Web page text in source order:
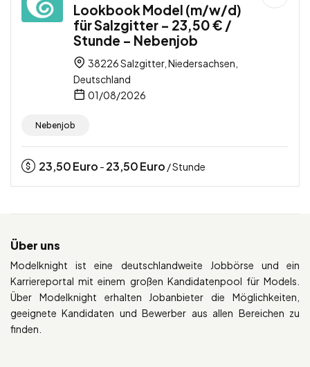
Lookbook Model (m/w/d)
für Salzgitter – 23,50 € /
Stunde – Nebenjob
38226 Salzgitter, Niedersachsen,
Deutschland
01/08/2026
Nebenjob
23,50Euro - 23,50Euro / Stunde
Über uns
Modelknight ist eine deutschlandweite Jobbörse und ein
Karriereportal mit einem großen Kandidatenpool für Models.
Über Modelknight erhalten Jobanbieter die Möglichkeiten,
geeignete Kandidaten und Bewerber aus allen Bereichen zu
finden.